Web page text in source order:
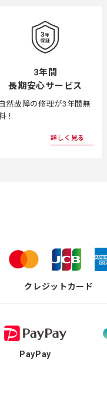
3年間
長期安心サービス
然故障の修理が3年間無
！
詳しく見る
クレジットカード
PayPay